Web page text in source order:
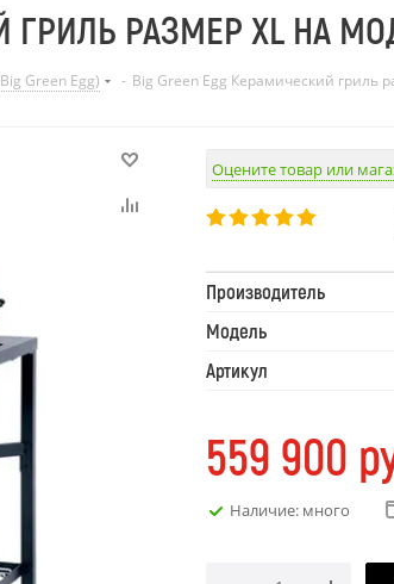
ГРИЛЬ РАЗМЕР XL НА
Green Egg) - Big Green Egg Керамический гриль
Оцените товар или
Производитель
Модель
Артикул
559 900
Наличие: много